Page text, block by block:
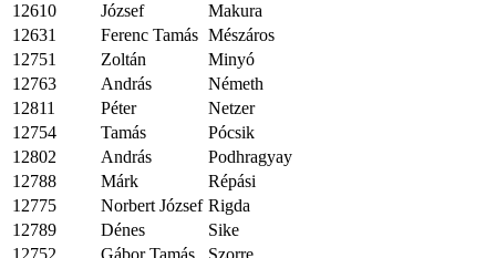
12610
József
Makura
12631
Ferenc Tamás Mészáros
12751
Zoltán
Minyó
12763
András
Németh
12811
Péter
Netzer
12754
Tamás
Pócsik
12802
András
Podhragyay
12788
Márk
Répási
12775
Norbert József Rigda
12789
Dénes
Sike